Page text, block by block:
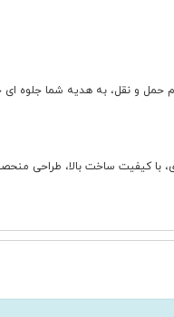
حمل و نقل، به هدیه شما جلوه
کیفیت ساخت بالا، طراحی